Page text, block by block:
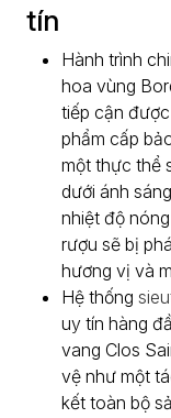
tín
Hành trình
hoa vùng
tiếp cận
phẩm cấp
một thực thể
dưới ánh
nhiệt độ
rượu sẽ bị
hương vị và
Hệ thống
uy tín hàng
vang Clos
vệ như một
kết toàn bộ